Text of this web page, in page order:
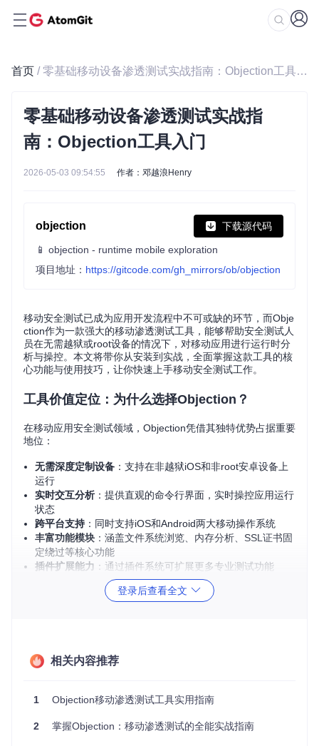
首页 / 零基础移动设备渗透测试实战指南：Objection工具入门
零基础移动设备渗透测试实战指
南：Objection工具入门
2026-05-03 09:54:55 作者：邓越浪Henry
objection 下载源代码
📱 objection - runtime mobile exploration
项目地址： https://gitcode.com/gh_mirrors/ob/objection
移动安全测试已成为应用开发流程中不可或缺的环节，而Obje
ction作为一款强大的移动渗透测试工具，能够帮助安全测试人
员在无需越狱或root设备的情况下，对移动应用进行运行时分
析与操控。本文将带你从安装到实战，全面掌握这款工具的核
心功能与使用技巧，让你快速上手移动安全测试工作。
工具价值定位：为什么选择Objection？
在移动应用安全测试领域，Objection凭借其独特优势占据重要
地位：
无需深度定制设备 ：支持在非越狱iOS和非root安卓设备上
运行
实时交互分析：提供直观的命令行界面，实时操控应用运行
状态
跨平台支持 ：同时支持iOS和Android两大移动操作系统
丰富功能模块 ：涵盖文件系统浏览、内存分析、SSL证书固
定绕过等核心功能
插件扩展能力 ：通过插件系统可扩展更多专业测试功能
无论是移动应用开发者进行安全自查，还是安全测试人员执行
渗透测试，Objection都能提供高效便捷的解决方案。
环境准备
装Objection：
git clone
登录后查看全文
相关内容推荐
1 Objection移动渗透测试工具实用指南
2 掌握Objection：移动渗透测试的全能实战指南